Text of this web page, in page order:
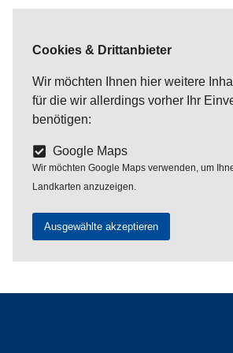
Cookies & Drittanbieter
Wir möchten Ihnen hier weitere
für die wir allerdings vorher Ihr
benötigen:
Google Maps
Wir möchten Google Maps verwenden, um
Landkarten anzuzeigen.
Ausgewählte akzeptieren